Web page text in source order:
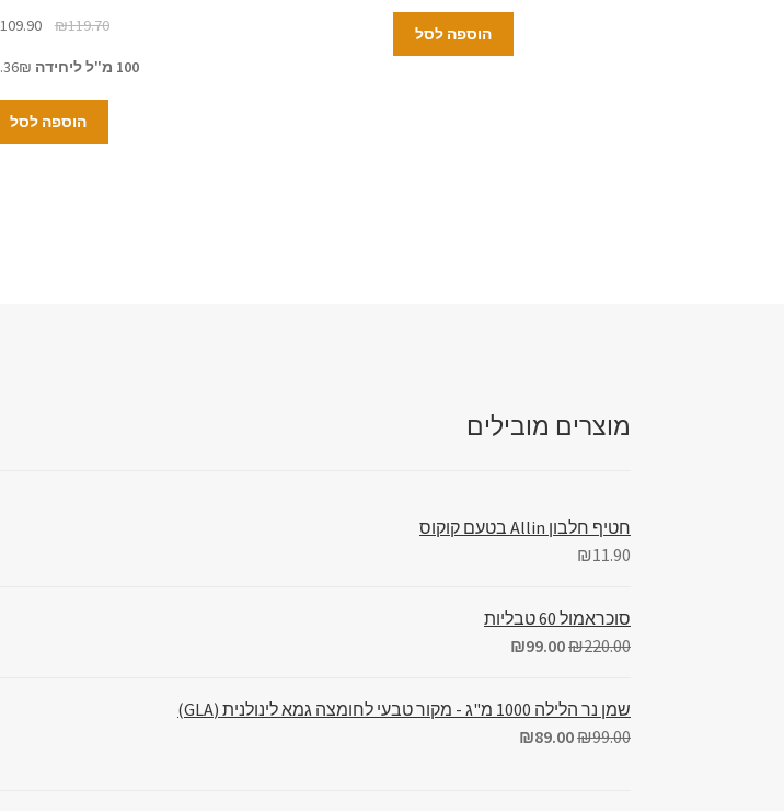
הוספה לסל ₪119.70
109.90
100 מ"ל ליחידה
הוספה לסל
מוצרים מובילים
חטיף חלבון Allin בטעם קוקוס
₪11.90
סוכראמול 60 טבליות
₪220.00
₪99.00
שמן נר הלילה 1000 מ"ג - מקור טבעי לחומצה גמא לינולנית (GLA)
₪99.00
₪89.00